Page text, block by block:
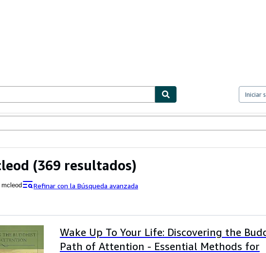
Iniciar
(369 resultados)
mcleod
Refinar con la Búsqueda avanzada
Wake Up To Your Life: Discovering the
Path of Attention - Essential Methods for